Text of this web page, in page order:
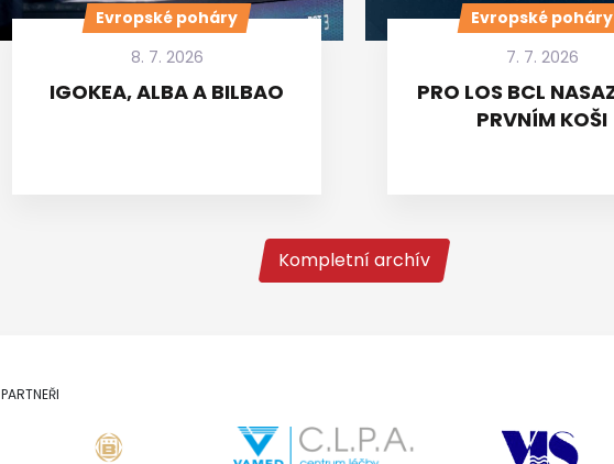
Evropské poháry
8. 7. 2026
IGOKEA, ALBA A BILBAO
Evropské poháry
7. 7. 2026
PRO LOS BCL
PRVNÍM KOŠI
Kompletní archív
PARTNEŘI